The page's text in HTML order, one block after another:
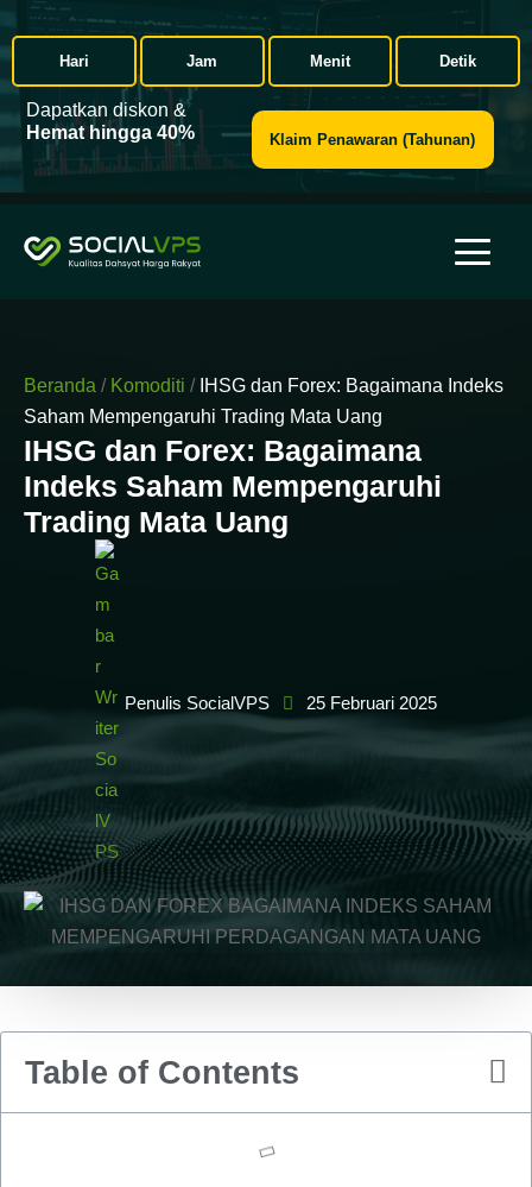
Hari Jam Menit Detik
Dapatkan diskon &
Hemat hingga 40%
Klaim Penawaran (Tahunan)
Beranda / Komoditi /IHSG dan Forex: Bagaimana Indeks
Saham Mempengaruhi Trading Mata Uang
IHSG dan Forex: Bagaimana
Indeks Saham Mempengaruhi
Trading Mata Uang
Penulis SocialVPS 25 Februari 2025
Table of Contents